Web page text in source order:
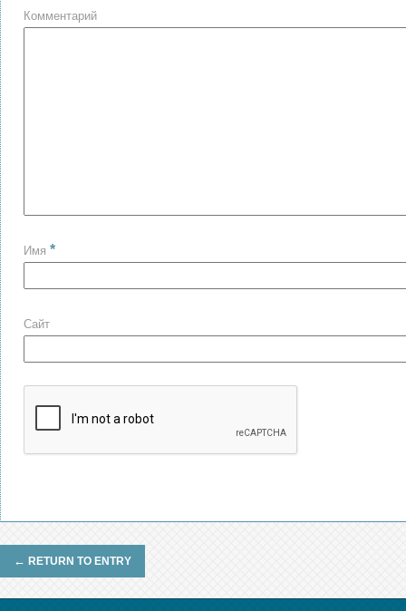
Комментарий
Имя *
Сайт
← RETURN TO ENTRY